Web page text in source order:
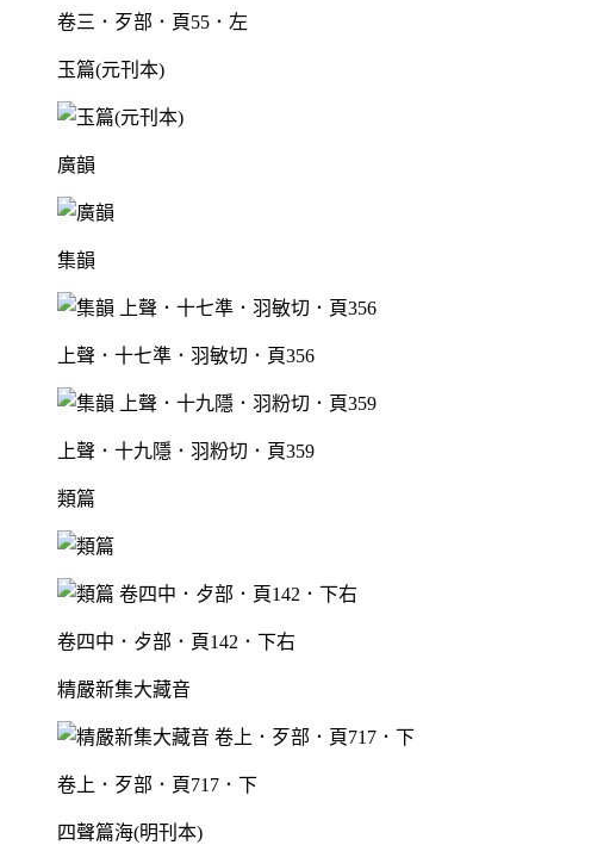
卷三．歹部．頁55．左
玉篇(元刊本)
廣韻
集韻
上聲．十七準．羽敏切．頁356
上聲．十九隱．羽粉切．頁359
類篇
卷四中．歺部．頁142．下右
精嚴新集大藏音
卷上．歹部．頁717．下
四聲篇海(明刊本)